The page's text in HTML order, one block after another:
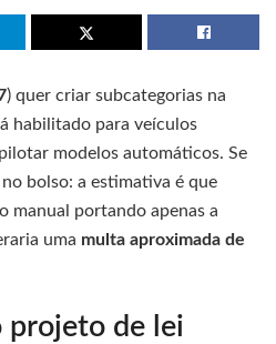
) quer criar subcategorias na
habilitado para veículos
modelos automáticos. Se
bolso: a estimativa é que
manual portando apenas a
uma multa aproximada de
projeto de lei